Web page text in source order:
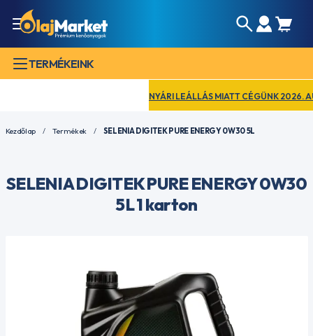
TERMÉKEINK
NYÁRI LEÁLLÁS MIATT CÉGÜNK 2026.
Kezdőlap Termékek SELENIA DIGITEK PURE ENERGY 0W30 5L
SELENIA DIGITEK PURE ENERGY 0W30
5L 1 karton